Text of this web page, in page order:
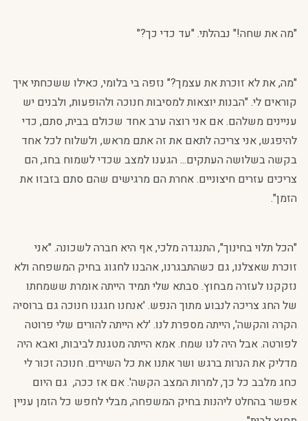
"מה את שחה!" נבהלתי. "עד כדי כך?"
"מה, את לא זוכרת את עצמך?" נזפה בי בלומי, כאילו ששכחתי איך
קוראים לי. "הבנות יוצאות למסיבות חנוכה ולהופעות, ולבנים יש
עניינים משלהם. אם אני רוצה ערב אחד שכולם בבית, סתם, כדי
להיפגש, אני צריכה לתאם את זה אתם מראש, ולשלוח לכל אחד
בקשה בשלושה העתקים... הגענו למצב שכדי לשמוח בחג, הם
צריכים עזרים חיצוניים. אחרת הם מרגישים שהם סתם בזבזו את
הזמן".
"הכל תלוי בחינוך", התנגדה מלכי, אף היא חברה לשכונה. "אני
זוכרת שאצלנו, גם כשהתבגרנו, אהבנו לחגוג בחיק המשפחה ולא
נזקקנו לעזרה מבחוץ. סבתא שלי תמיד הייתה אומרת ששמחתו
של החג צריכה לנבוע מתוך הנפש. 'אנחנו חגגנו חנוכה גם ברוסיה
הקרה והקשה', הייתה מספרת לנו. 'לא הייתה להורים שלי פרוטה
לפורטה. אבל היה לנו שמח. אמא הייתה מטגנת לביבות, ואבא היה
מדליק את הנרות ברגש ושר אתנו את כל השירים. חנוכה זכור לי
כחג מלבב כל כך, למרות המצב הקשה'. אם אז ככה, גם היום
אפשר בהחלט ליהנות בחיק המשפחה, מבלי לחפש כל הזמן עניין